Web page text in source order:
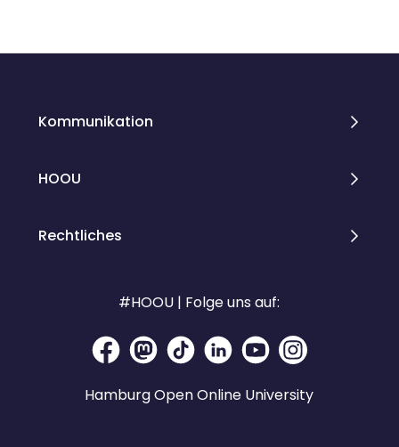
Kommunikation
HOOU
Rechtliches
#HOOU | Folge uns auf:
Hamburg Open Online University